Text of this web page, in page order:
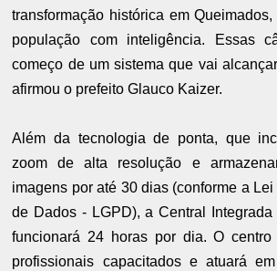
transformação histórica em
população com inteligência. Essas
começo de um sistema que vai
afirmou o prefeito Glauco Kaizer.
Além da tecnologia de ponta, que
zoom de alta resolução e
imagens por até 30 dias (conforme a
de Dados - LGPD), a Central Integrada
funcionará 24 horas por dia. O
profissionais capacitados e atuará